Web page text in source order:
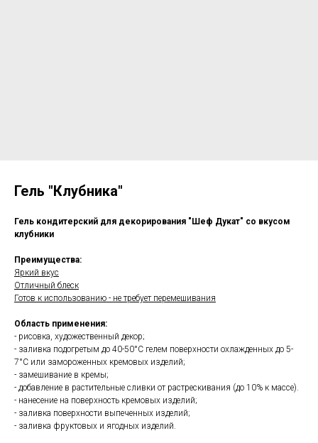
Гель "Клубника"
Гель кондитерский для декорирования "Шеф Дукат" со вкусом
клубники
Преимущества:
Яркий вкус
Отличный блеск
Готов к использованию - не требует перемешивания
Область применения:
- рисовка, художественный декор;
- заливка подогретым до 40-50°С гелем поверхности охлажденных до 5-
7°С или замороженных кремовых изделий;
- замешивание в кремы;
- добавление в растительные сливки от растрескивания (до 10% к массе).
- нанесение на поверхность кремовых изделий;
- заливка поверхности выпеченных изделий;
- заливка фруктовых и ягодных изделий.